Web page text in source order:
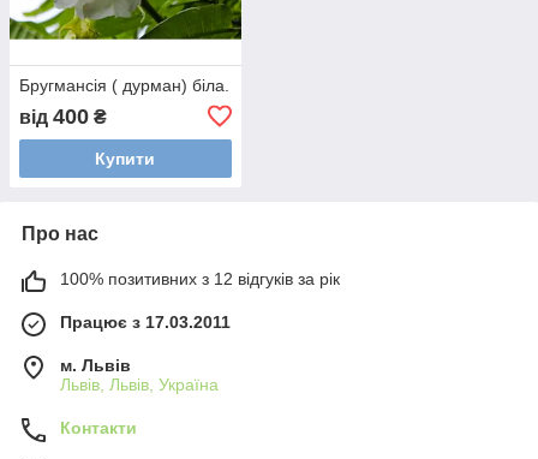
Бругмансія ( дурман) біла.
від 400 ₴
Купити
Про нас
100% позитивних з 12 відгуків за рік
Працює з 17.03.2011
м. Львів
Львів, Львів, Україна
Контакти